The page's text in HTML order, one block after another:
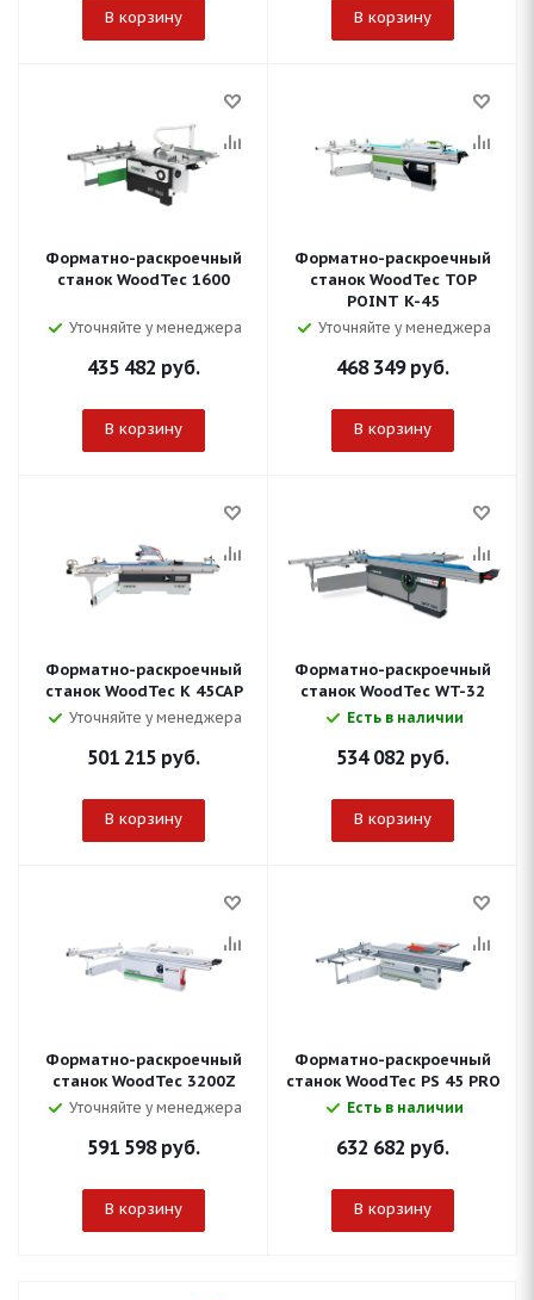
В корзину В корзину
Форматно-раскроечный
станок WoodTec 1600
Уточняйте у менеджера
435 482 руб.
В корзину
Форматно-раскроечный
станок WoodTec TOP
POINT K-45
Уточняйте у менеджера
468 349руб.
В корзину
Форматно-раскроечный
станок WoodTec K 45САР
Уточняйте у менеджера
501 215 руб.
В корзину
Форматно-раскроечный
станок WoodTec WT-32
Есть в наличии
534 082 руб.
В корзину
Форматно-раскроечный
станок WoodTec 3200Z
Уточняйте у менеджера
591 598руб.
В корзину
Форматно-раскроечный
станок WoodTec PS 45 PRO
Есть в наличии
632 682 руб.
В корзину